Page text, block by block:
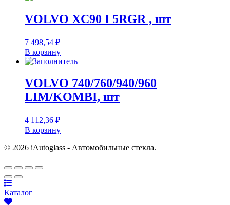
VOLVO XC90 I 5RGR , шт
7 498,54 ₽
В корзину
VOLVO 740/760/940/960
LIM/KOMBI, шт
4 112,36 ₽
В корзину
© 2026 iAutoglass - Автомобильные стекла.
Каталог